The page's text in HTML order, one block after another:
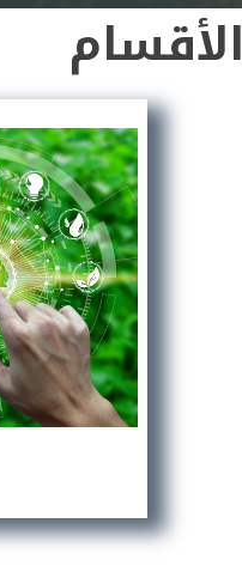
الأقسام